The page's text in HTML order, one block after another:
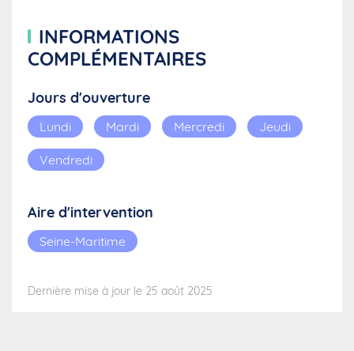
INFORMATIONS
COMPLÉMENTAIRES
Jours d'ouverture
Lundi Mardi Mercredi Jeudi
Vendredi
Aire d'intervention
Seine-Maritime
Dernière mise à jour le 25 août 2025